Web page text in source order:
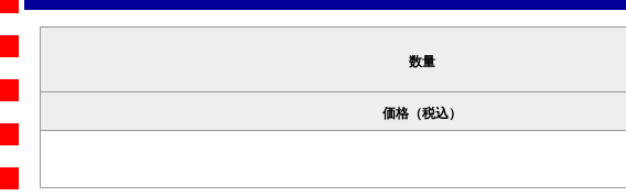
数量
価格（税込）